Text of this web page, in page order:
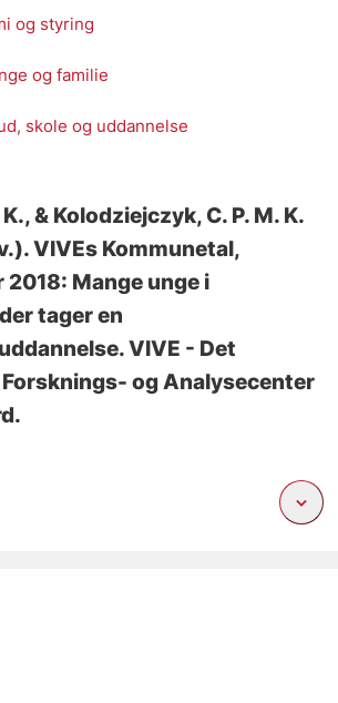
og styring
og familie
skole og uddannelse
, & Kolodziejczyk, C. P. M. K.
VIVEs Kommunetal,
2018: Mange unge i
tager en
. VIVE - Det
og Analysecenter